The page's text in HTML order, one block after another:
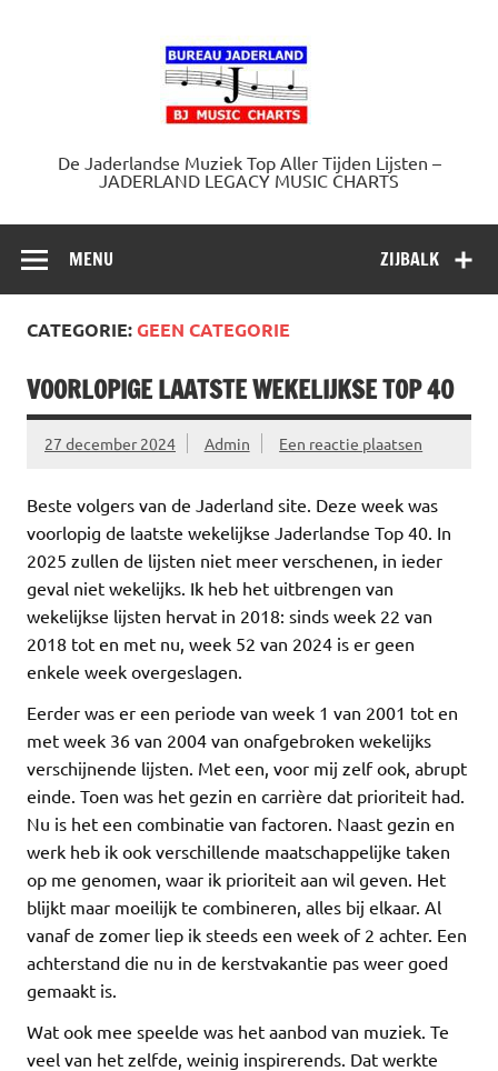
De Jaderlandse Muziek Top Aller Tijden Lijsten –
JADERLAND LEGACY MUSIC CHARTS
ZIJBALK
MENU
CATEGORIE:GEEN CATEGORIE
VOORLOPIGE LAATSTE WEKELIJKSE TOP 40
27 december 2024 Admin Een reactie plaatsen
Beste volgers van de Jaderland site. Deze week was
voorlopig de laatste wekelijkse Jaderlandse Top 40. In
2025 zullen de lijsten niet meer verschenen, in ieder
geval niet wekelijks. Ik heb het uitbrengen van
wekelijkse lijsten hervat in 2018: sinds week 22 van
2018 tot en met nu, week 52 van 2024 is er geen
enkele week overgeslagen.
Eerder was er een periode van week 1 van 2001 tot en
met week 36 van 2004 van onafgebroken wekelijks
verschijnende lijsten. Met een, voor mij zelf ook, abrupt
einde. Toen was het gezin en carrière dat prioriteit had.
Nu is het een combinatie van factoren. Naast gezin en
werk heb ik ook verschillende maatschappelijke taken
op me genomen, waar ik prioriteit aan wil geven. Het
blijkt maar moeilijk te combineren, alles bij elkaar. Al
vanaf de zomer liep ik steeds een week of 2 achter. Een
achterstand die nu in de kerstvakantie pas weer goed
gemaakt is.
Wat ook mee speelde was het aanbod van muziek. Te
veel van het zelfde, weinig inspirerends. Dat werkte